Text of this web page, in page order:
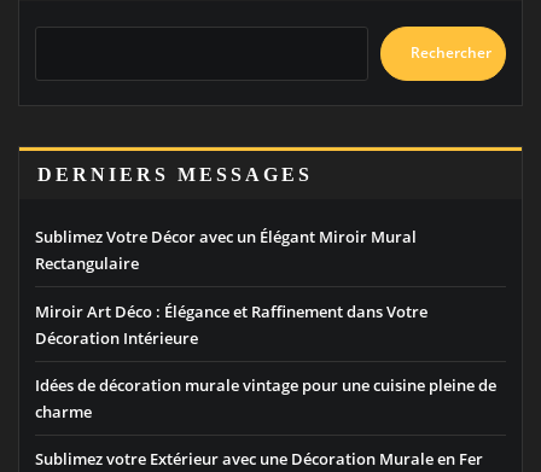
Rechercher
DERNIERS MESSAGES
Sublimez Votre Décor avec un Élégant Miroir Mural
Rectangulaire
Miroir Art Déco : Élégance et Raffinement dans Votre
Décoration Intérieure
Idées de décoration murale vintage pour une cuisine pleine de
charme
Sublimez votre Extérieur avec une Décoration Murale en Fer